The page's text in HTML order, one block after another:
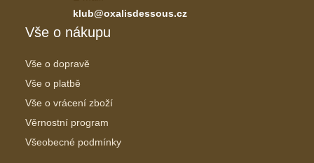
klub@oxalisdessous.cz
Vše o nákupu
Vše o dopravě
Vše o platbě
Vše o vrácení zboží
Věrnostní program
Všeobecné podmínky